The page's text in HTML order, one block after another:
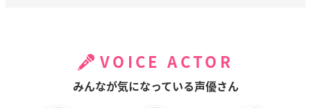
VOICE ACTOR
みんなが気になっている声優さん